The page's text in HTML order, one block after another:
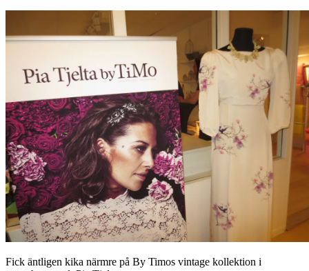
Fick äntligen kika närmre på By Timos vintage kollektion i